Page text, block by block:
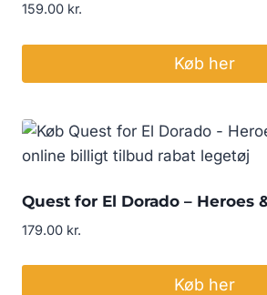
159.00 kr.
Køb her
Quest for El Dorado – Heroes
179.00 kr.
Køb her